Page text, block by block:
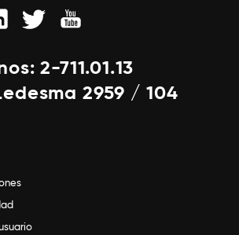
2-711.01.13
2959 / 104